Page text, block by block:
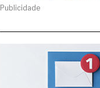
Publicidade